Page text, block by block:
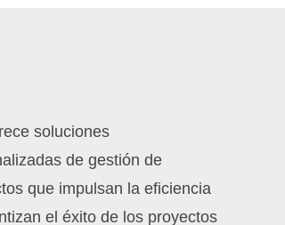
soluciones
de gestión de
que impulsan la eficiencia
el éxito de los proyectos